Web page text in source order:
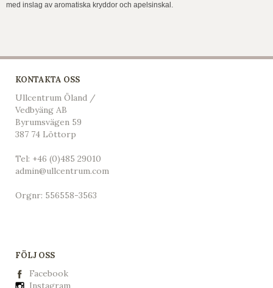
med inslag av aromatiska kryddor och apelsinskal.
KONTAKTA OSS
Ullcentrum Öland /
Vedbyäng AB
Byrumsvägen 59
387 74 Löttorp
Tel: +46 (0)485 29010
admin@ullcentrum.com
Orgnr: 556558-3563
FÖLJ OSS
Facebook